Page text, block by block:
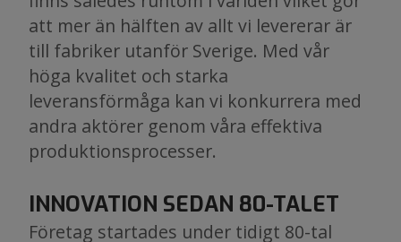
att mer än hälften av allt vi levererar är
till fabriker utanför Sverige. Med vår
höga kvalitet och starka
leveransförmåga kan vi konkurrera med
andra aktörer genom våra effektiva
produktionsprocesser.
INNOVATION SEDAN 80-TALET
Företag startades under tidigt 80-tal